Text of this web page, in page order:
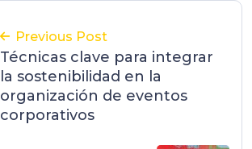
Previous Post
Técnicas clave para integrar
la sostenibilidad en la
organización de eventos
corporativos